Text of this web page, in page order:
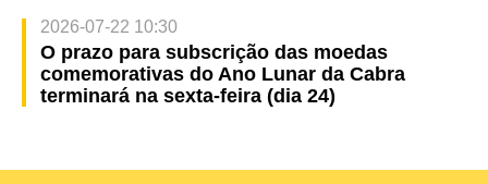
2026-07-22 10:30
O prazo para subscrição das moedas
comemorativas do Ano Lunar da Cabra
terminará na sexta-feira (dia 24)